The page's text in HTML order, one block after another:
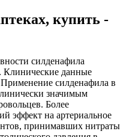
купить -
силденафила
Клинические данные
силденафила в
значимым
Более
эффект на артериальное
принимавших нитраты